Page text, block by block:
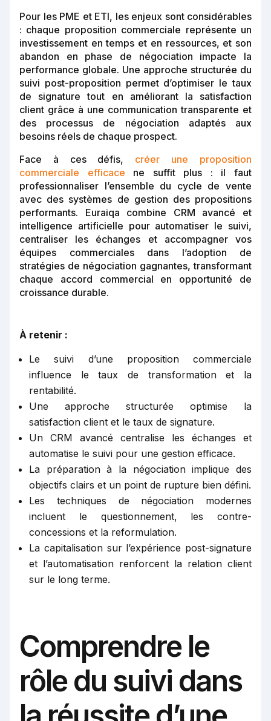
Pour les PME et ETI, les enjeux sont considérables
: chaque proposition commerciale représente un
investissement en temps et en ressources, et son
abandon en phase de négociation impacte la
performance globale. Une approche structurée du
suivi post-proposition permet d’optimiser le taux
de signature tout en améliorant la satisfaction
client grâce à une communication transparente et
des processus de négociation adaptés aux
besoins réels de chaque prospect.
Face à ces défis, créer une proposition
commerciale efficace ne suffit plus : il faut
professionnaliser l’ensemble du cycle de vente
avec des systèmes de gestion des propositions
performants. Euraiqa combine CRM avancé et
intelligence artificielle pour automatiser le suivi,
centraliser les échanges et accompagner vos
équipes commerciales dans l’adoption de
stratégies de négociation gagnantes, transformant
chaque accord commercial en opportunité de
croissance durable.
À retenir :
Le suivi d’une proposition commerciale
influence le taux de transformation et la
rentabilité.
Une approche structurée optimise la
satisfaction client et le taux de signature.
Un CRM avancé centralise les échanges et
automatise le suivi pour une gestion efficace.
La préparation à la négociation implique des
objectifs clairs et un point de rupture bien défini.
Les techniques de négociation modernes
incluent le questionnement, les contre-
concessions et la reformulation.
La capitalisation sur l’expérience post-signature
et l’automatisation renforcent la relation client
sur le long terme.
Comprendre le
rôle du suivi dans